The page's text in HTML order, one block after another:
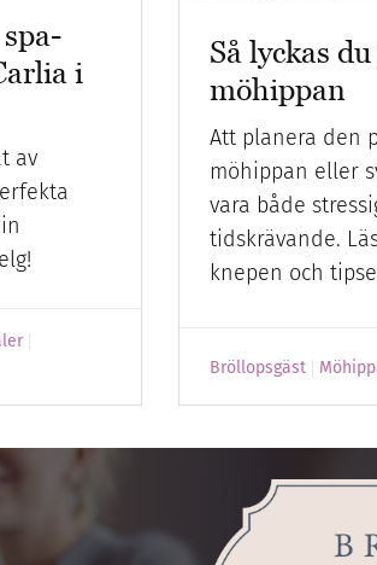
i
av
Så lyckas
möhippan
Att planera den
möhippan eller
vara både
tidskrävande.
knepen och
Bröllopsgäst